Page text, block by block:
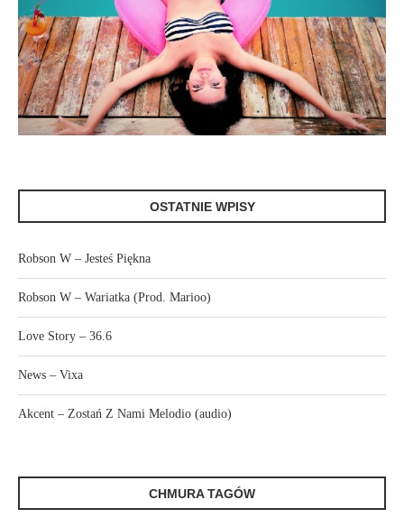
OSTATNIE WPISY
Robson W – Jesteś Piękna
Robson W – Wariatka (Prod. Marioo)
Love Story – 36.6
News – Vixa
Akcent – Zostań Z Nami Melodio (audio)
CHMURA TAGÓW